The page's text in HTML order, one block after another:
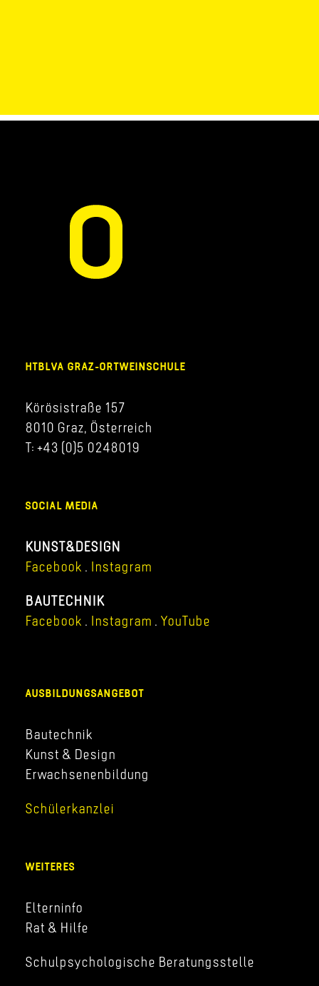
HTBLVA GRAZ-ORTWEINSCHULE
Körösistraße 157
8010 Graz, Österreich
T: +43 (0)5 0248019
SOCIAL MEDIA
KUNST&DESIGN
Facebook . Instagram
BAUTECHNIK
Facebook . Instagram . YouTube
AUSBILDUNGSANGEBOT
Bautechnik
Kunst & Design
Erwachsenenbildung
Schülerkanzlei
WEITERES
Elterninfo
Rat & Hilfe
Schulpsychologische Beratungsstelle